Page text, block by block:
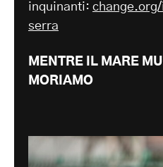
inquinanti:
serra
MENTRE IL MARE
MORIAMO